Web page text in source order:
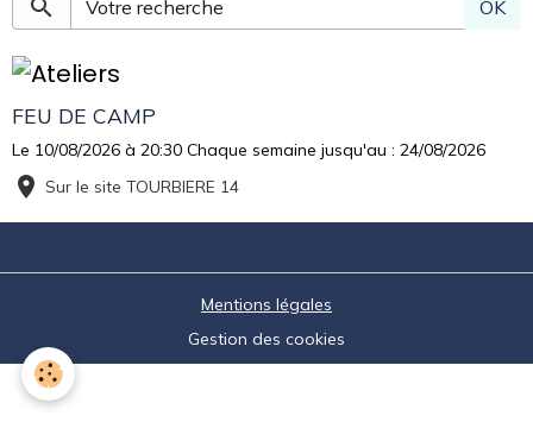
OK
FEU DE CAMP
Le 10/08/2026 à 20:30 Chaque semaine jusqu'au : 24/08/2026
Sur le site TOURBIERE 14
Mentions légales
Gestion des cookies